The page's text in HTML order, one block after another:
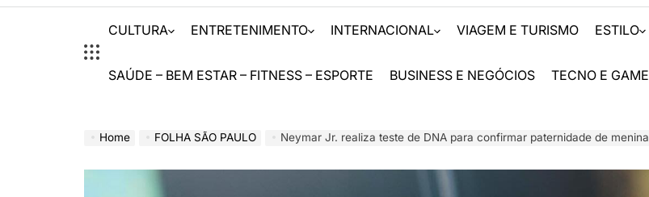
CULTURA ENTRETENIMENTO INTERNACIONAL VIAGEM E TURISMO ESTILO
SAÚDE – BEM ESTAR – FITNESS – ESPORTE BUSINESS E NEGÓCIOS TECNO E GAME
Home FOLHA SÃO PAULO Neymar Jr. realiza teste de DNA para confirmar paternidade de menina húngara